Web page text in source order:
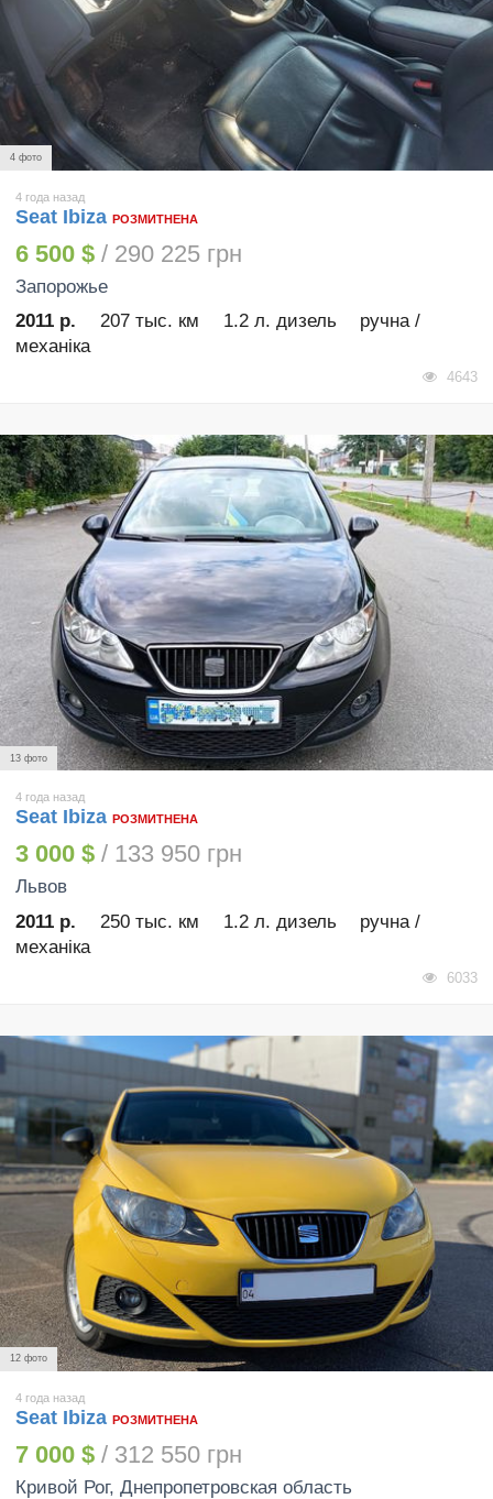
4 фото
4 года назад
Seat Ibiza РОЗМИТНЕНА
6 500 $ / 290 225 грн
Запорожье
2011 р.
207 тыс. км 1.2 л. дизель
ручна /
механіка
4643
13 фото
4 года назад
Seat Ibiza РОЗМИТНЕНА
3 000 $ / 133 950 грн
Львов
2011 р.
250 тыс. км 1.2 л. дизель
ручна /
механіка
6033
12 фото
4 года назад
Seat Ibiza РОЗМИТНЕНА
7 000 $ / 312 550 грн
Кривой Рог, Днепропетровская область